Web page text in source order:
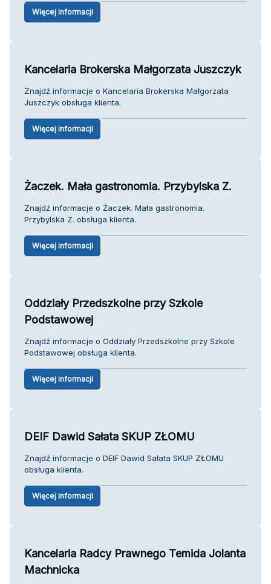
Więcej informacji
Kancelaria Brokerska Małgorzata Juszczyk
Znajdź informacje o Kancelaria Brokerska Małgorzata
Juszczyk obsługa klienta.
Więcej informacji
Żaczek. Mała gastronomia. Przybylska Z.
Znajdź informacje o Żaczek. Mała gastronomia.
Przybylska Z. obsługa klienta.
Więcej informacji
Oddziały Przedszkolne przy Szkole
Podstawowej
Znajdź informacje o Oddziały Przedszkolne przy Szkole
Podstawowej obsługa klienta.
Więcej informacji
DEIF Dawid Sałata SKUP ZŁOMU
Znajdź informacje o DEIF Dawid Sałata SKUP ZŁOMU
obsługa klienta.
Więcej informacji
Kancelaria Radcy Prawnego Temida Jolanta
Machnicka